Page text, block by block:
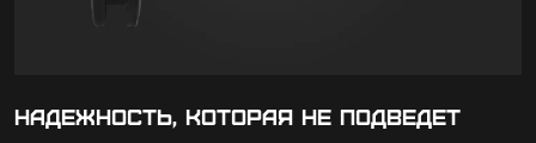
НАДЕЖНОСТЬ, КОТОРАЯ НЕ ПОДВЕДЕТ